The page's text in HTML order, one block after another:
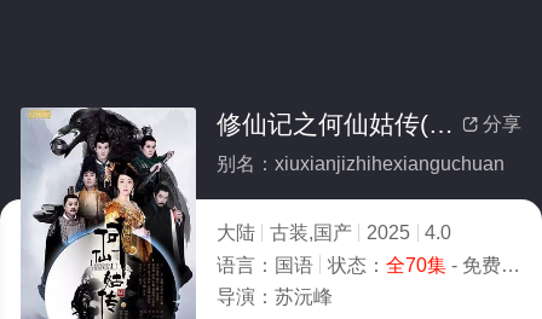
 分享
修仙记之何仙姑传(全集)
别名：xiuxianjizhihexianguchuan
大陆 古装,国产 2025
4.0
语言： 国语 状态： 全70集- 免费在线观看
导演： 苏沅峰